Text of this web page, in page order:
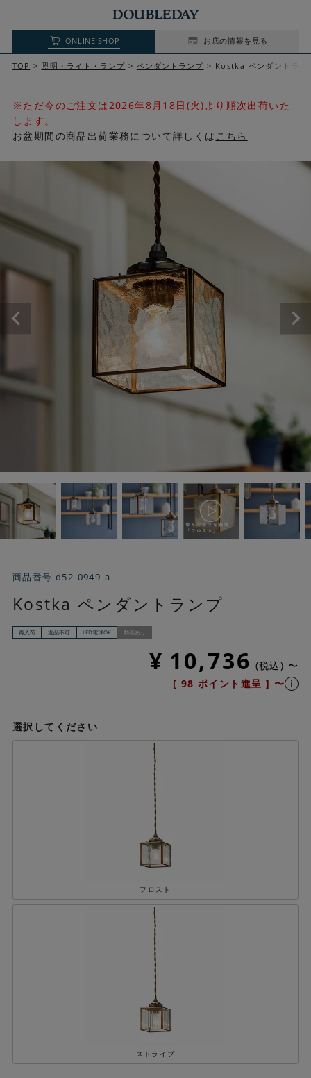
ONLINE SHOP お店の情報を見る
TOP 照明・ライト・ランプ ペンダントランプ Kostka ペンダントラン
※ただ今のご注文は2026年8月18日(火)より順次出荷いた
します。
お盆期間の商品出荷業務について詳しくは こちら
商品番号 d52-0949-a
Kostka ペンダントランプ
再入荷 返品不可 LED電球OK 動画あり
¥ 10,736 税込
〜
[ 98 ポイント進呈 ] 〜
選択してください
フロスト
ストライプ